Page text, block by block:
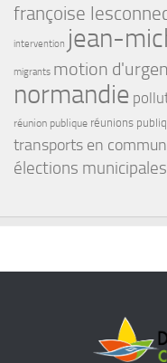
françoise
intervention jean-
migrants motion
normandie
réunion publique réunions
transports en commun
élections
INSCRIVEZ VOUS A